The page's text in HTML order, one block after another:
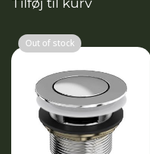
var:
Out of stock